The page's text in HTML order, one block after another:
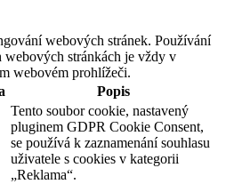
webových stránek. Používání
webových stránkách je vždy v
webovém prohlížeči.
Popis
Tento soubor cookie, nastavený
pluginem GDPR Cookie Consent,
se používá k zaznamenání souhlasu
uživatele s cookies v kategorii
„Reklama“.